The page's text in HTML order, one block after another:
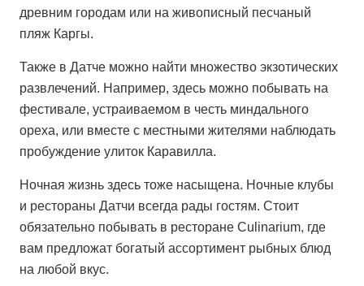
древним городам или на живописный песчаный
пляж Каргы.
Также в Датче можно найти множество экзотических
развлечений. Например, здесь можно побывать на
фестивале, устраиваемом в честь миндального
ореха, или вместе с местными жителями наблюдать
пробуждение улиток Каравилла.
Ночная жизнь здесь тоже насыщена. Ночные клубы
и рестораны Датчи всегда рады гостям. Стоит
обязательно побывать в ресторане Culinarium, где
вам предложат богатый ассортимент рыбных блюд
на любой вкус.